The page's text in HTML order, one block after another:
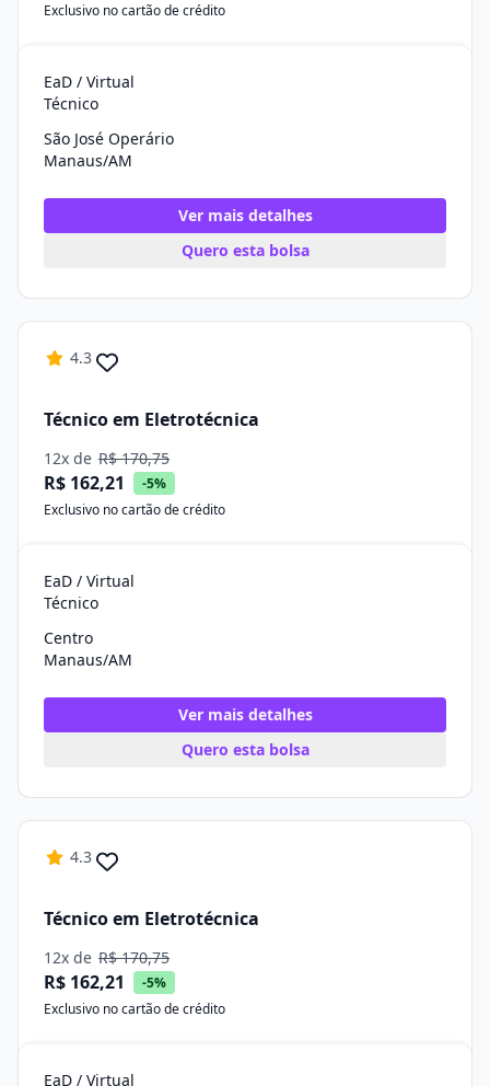
Exclusivo no cartão de crédito
EaD / Virtual
Técnico
São José Operário
Manaus/AM
Ver mais detalhes
Quero esta bolsa
4.3
Técnico em Eletrotécnica
12x de R$ 170,75
R$ 162,21
-5%
Exclusivo no cartão de crédito
EaD / Virtual
Técnico
Centro
Manaus/AM
Ver mais detalhes
Quero esta bolsa
4.3
Técnico em Eletrotécnica
12x de R$ 170,75
R$ 162,21
-5%
Exclusivo no cartão de crédito
EaD / Virtual